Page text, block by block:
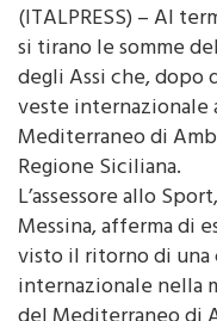
MILITELLO VAL DI
(ITALPRESS) – Al
si tirano le somme
degli Assi che, dopo
veste internazionale
Mediterraneo di
Regione Siciliana.
L’assessore allo
Messina, afferma di
visto il ritorno di